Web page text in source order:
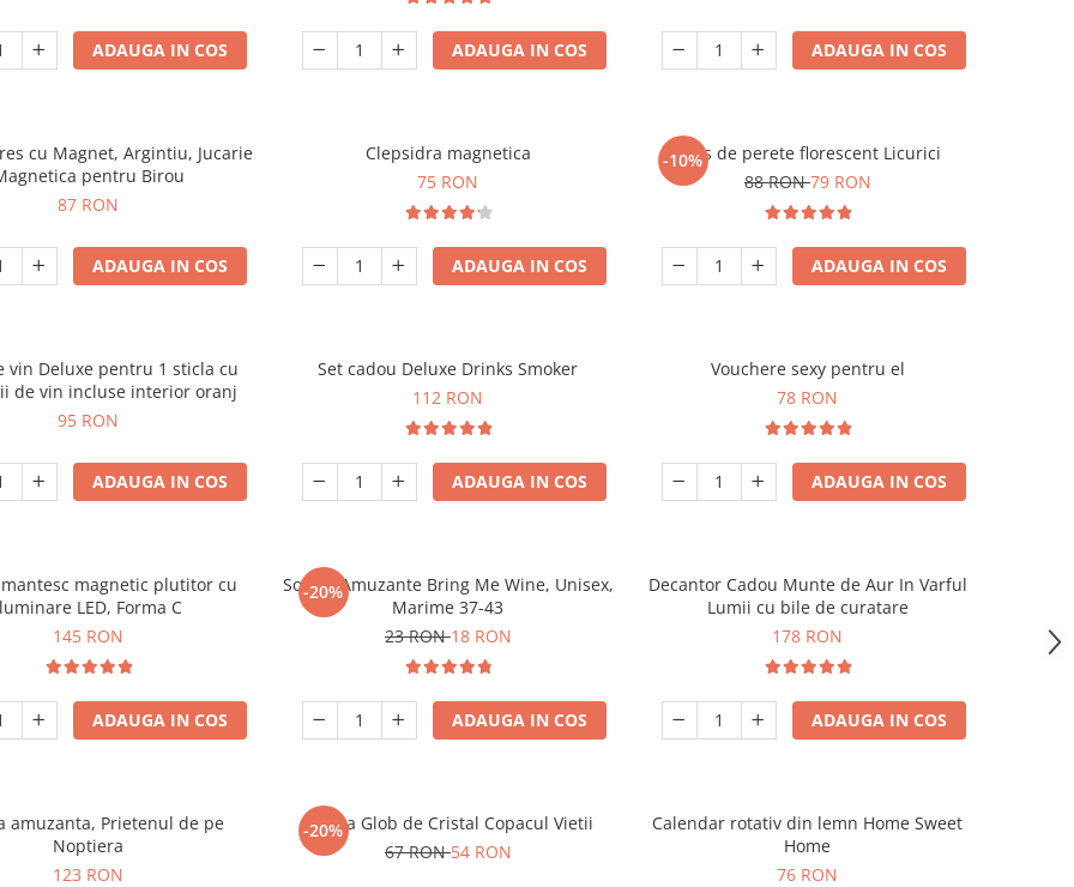
ADAUGA IN COS ADAUGA IN COS ADAUGA IN COS
cu Magnet, Argintiu, Jucarie
pentru Birou
87 RON
ADAUGA IN COS
Clepsidra magnetica
75 RON
ADAUGA IN COS
-10%
Ceas de perete florescent Licurici
88 RON79 RON
ADAUGA IN COS
vin Deluxe pentru 1 sticla cu
de vin incluse interior oranj
95 RON
ADAUGA IN COS
Set cadou Deluxe Drinks Smoker
112 RON
ADAUGA IN COS
Vouchere sexy pentru el
78 RON
ADAUGA IN COS
magnetic plutitor cu
LED, Forma C
145 RON
ADAUGA IN COS
-20%
Sosete Amuzante Bring Me Wine, Unisex,
Marime 37-43
23 RON18 RON
ADAUGA IN COS
Decantor Cadou Munte de Aur In Varful
Lumii cu bile de curatare
178 RON
ADAUGA IN COS
amuzanta, Prietenul de pe
Noptiera
123 RON
-20%
Lampa Glob de Cristal Copacul Vietii
67 RON54 RON
Calendar rotativ din lemn Home Sweet
Home
76 RON